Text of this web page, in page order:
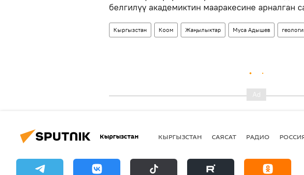
белгилүү академиктин мааракесине арналган
Кыргызстан Коом Жаңылыктар Муса Адышев
Кыргызстан КЫРГЫЗСТАН САЯСАТ РАДИО